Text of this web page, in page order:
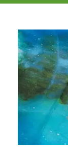
Что
О регионе
Другие